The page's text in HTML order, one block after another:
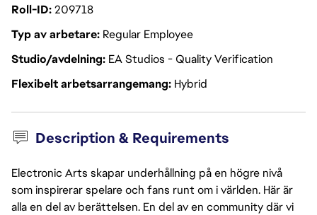
Roll-ID209718
Typ av arbetare Regular Employee
Studio/avdelning EA Studios - Quality Verification
Flexibelt arbetsarrangemang Hybrid
Description & Requirements
Electronic Arts skapar underhållning på en högre nivå
som inspirerar spelare och fans runt om i världen. Här är
alla en del av berättelsen. En del av en community där vi